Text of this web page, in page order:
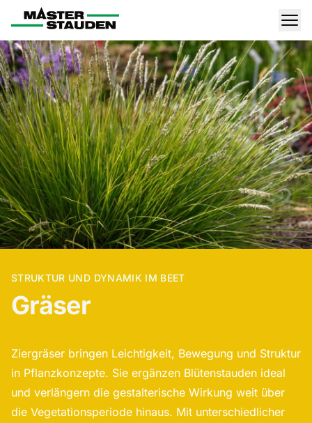
Master-Stauden
STRUKTUR UND DYNAMIK IM BEET
Gräser
Ziergräser bringen Leichtigkeit, Bewegung und Struktur
in Pflanzkonzepte. Sie ergänzen Blütenstauden ideal
und verlängern die gestalterische Wirkung weit über
die Vegetationsperiode hinaus. Mit unterschiedlicher